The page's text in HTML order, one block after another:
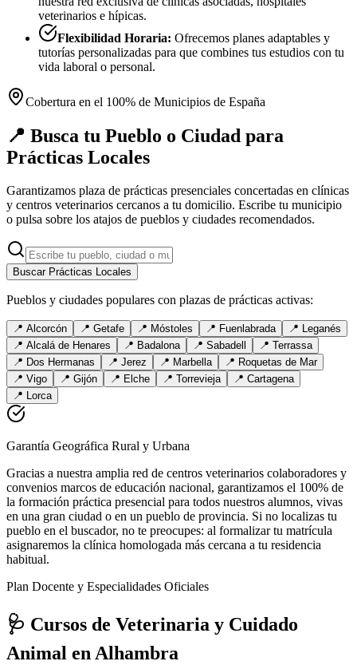
veterinarios e hípicas.
Flexibilidad Horaria: Ofrecemos planes adaptables y
tutorías personalizadas para que combines tus estudios con tu
vida laboral o personal.
Cobertura en el 100% de Municipios de España
📍 Busca tu Pueblo o Ciudad para
Prácticas Locales
Garantizamos plaza de prácticas presenciales concertadas en clínicas
y centros veterinarios cercanos a tu domicilio. Escribe tu municipio
o pulsa sobre los atajos de pueblos y ciudades recomendados.
Buscar Prácticas Locales
Pueblos y ciudades populares con plazas de prácticas activas:
📍 Alcorcón 📍 Getafe 📍 Móstoles 📍 Fuenlabrada 📍 Leganés
📍 Alcalá de Henares 📍 Badalona 📍 Sabadell 📍 Terrassa
📍 Dos Hermanas 📍 Jerez 📍 Marbella 📍 Roquetas de Mar
📍 Vigo 📍 Gijón 📍 Elche 📍 Torrevieja 📍 Cartagena
📍 Lorca
Garantía Geográfica Rural y Urbana
Gracias a nuestra amplia red de centros veterinarios colaboradores y
convenios marcos de educación nacional, garantizamos el 100% de
la formación práctica presencial para todos nuestros alumnos, vivas
en una gran ciudad o en un pueblo de provincia. Si no localizas tu
pueblo en el buscador, no te preocupes: al formalizar tu matrícula
asignaremos la clínica homologada más cercana a tu residencia
habitual.
Plan Docente y Especialidades Oficiales
🩺 Cursos de Veterinaria y Cuidado
Animal en Alhambra